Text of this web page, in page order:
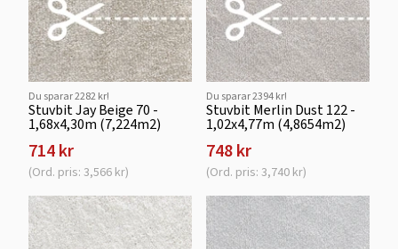
Du sparar 2282 kr!
Stuvbit Jay Beige 70 -
1,68x4,30m (7,224m2)
714 kr
(Ord. pris: 3,566 kr)
Du sparar 2394 kr!
Stuvbit Merlin Dust 122 -
1,02x4,77m (4,8654m2)
748 kr
(Ord. pris: 3,740 kr)